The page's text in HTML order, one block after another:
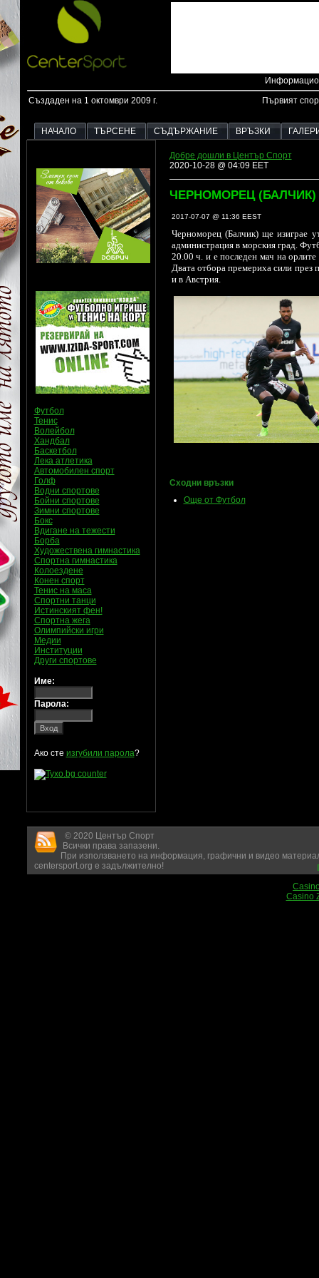
Създаден на 1 октомври 2009 г. Първият
НАЧАЛО ТЪРСЕНЕ СЪДЪРЖАНИЕ ВРЪЗКИ
Добре дошли в Център Спорт
2020-10-28 @ 04:09 EET
ЧЕРНОМОРЕЦ
2017-07-07 @ 11:36 EEST
Черноморец (Балчик) ще изиграе
администрация в морския град.
20.00 ч. и е последен мач на
Двата отбора премериха сили през
и в Австрия.
Сходни връзки
Още от Футбол
Футбол
Тенис
Волейбол
Хандбал
Баскетбол
Лека атлетика
Автомобилен спорт
Голф
Водни спортове
Бойни спортове
Зимни спортове
Бокс
Вдигане на тежести
Борба
Художествена гимнастика
Спортна гимнастика
Колоездене
Конен спорт
Тенис на маса
Спортни танци
Истинският фен!
Спортна жега
Олимпийски игри
Медии
Институции
Други спортове
Име:
Парола:
Ако сте изгубили парола?
© 2020 Център Спорт
Всички права запазени.
При използването на информация, графични и видео
centersport.org е задължително!
Casino